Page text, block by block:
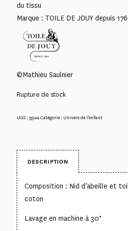
du tissu
Marque : TOILE DE JOUY depuis
©Mathieu Saulnier
Rupture de stock
UGS : 5944Catégorie : Univers de l'enfant
DESCRIPTION
Composition : Nid d’abeille et
coton
Lavage en machine à 30°